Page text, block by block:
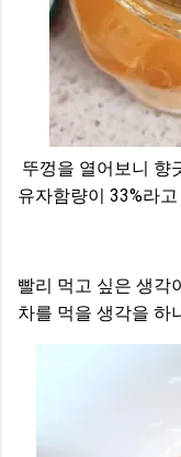
뚜껑을 열어보니 향
유자함량이 33%라
빨리 먹고 싶은 생각
차를 먹을 생각을 하